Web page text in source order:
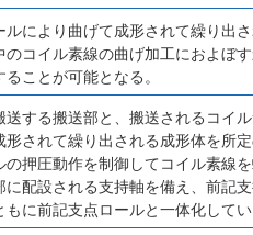
により曲げて成形されて繰り出
コイル素線の曲げ加工におよぼ
ことが可能となる。
する搬送部と、搬送されるコイ
されて繰り出される成形体を所
押圧動作を制御してコイル素線
配設される支持軸を備え、前記
に前記支点ロールと一体化してい